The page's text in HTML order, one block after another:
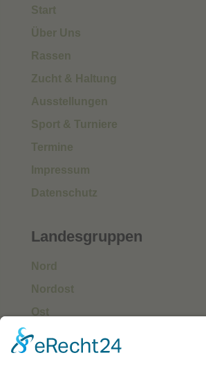
Start
Über Uns
Rassen
Zucht & Haltung
Ausstellungen
Sport & Turniere
Termine
Impressum
Datenschutz
Landesgruppen
Nord
Nordost
Ost
Süd